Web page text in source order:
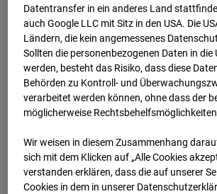
24.01.2026 07:00
Datentransfer in ein anderes Land
auch Google LLC mit Sitz in den USA. Die
Ländern, die kein angemessenes
Sollten die personenbezogenen Daten in die
werden, besteht das Risiko, dass diese
Behörden zu Kontroll- und
verarbeitet werden können, ohne dass der
möglicherweise
Wir weisen in diesem Zusammenhang
sich mit dem Klicken auf „Alle Cookies
ver­standen erklären, dass die auf unserer
Cookies in dem in unserer